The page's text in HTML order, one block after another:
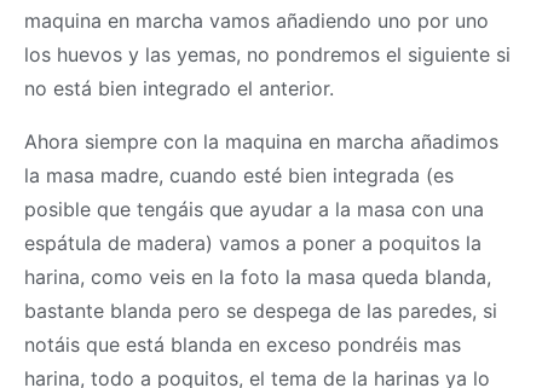
maquina en marcha vamos añadiendo uno por uno
los huevos y las yemas, no pondremos el siguiente si
no está bien integrado el anterior.
Ahora siempre con la maquina en marcha añadimos
la masa madre, cuando esté bien integrada (es
posible que tengáis que ayudar a la masa con una
espátula de madera) vamos a poner a poquitos la
harina, como veis en la foto la masa queda blanda,
bastante blanda pero se despega de las paredes, si
notáis que está blanda en exceso pondréis mas
harina, todo a poquitos, el tema de la harinas ya lo